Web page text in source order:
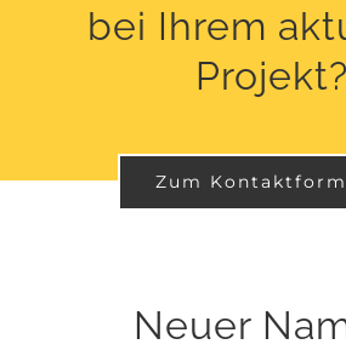
bei Ihrem
Projekt?
Zum
Neuer